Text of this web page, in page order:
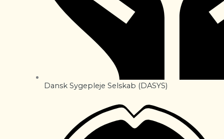
Dansk Sygepleje Selskab (DASYS)